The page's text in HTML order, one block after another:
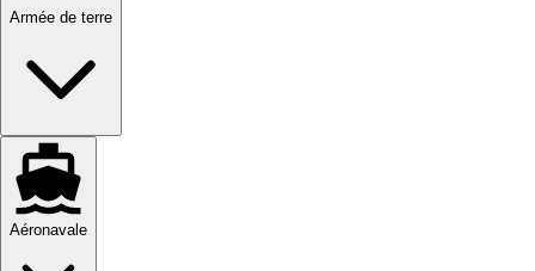
Armée de terre
Aéronavale